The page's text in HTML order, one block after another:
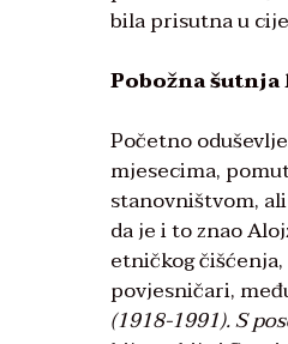
bila prisutna u
Pobožna
Početno
mjesecima,
stanovništvom,
da je i to znao
etničkog
povjesničari,
(1918-1991). S